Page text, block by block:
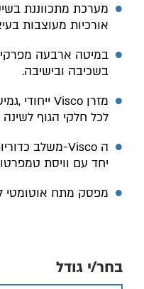
מערכת מתכווננת
אורכיות מעוצבות
במיטה ארבעה
בשכיבה ובישיבה.
מזרן Visco ייחודי
לכל חלקי הגוף
ה -Viscoמשלב
יחד עם וויסת
מפסק מתח אוטומטי
בחר/י גודל